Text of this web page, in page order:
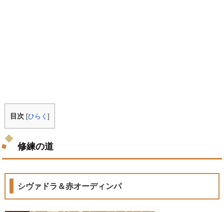
目次 [ひらく]
修練の道
シヴァドラ＆赤オーディンパ